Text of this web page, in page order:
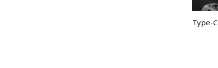
Type-